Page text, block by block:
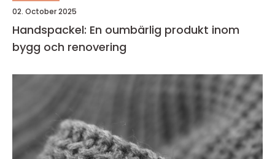
02. October 2025
Handspackel: En oumbärlig produkt inom
bygg och renovering